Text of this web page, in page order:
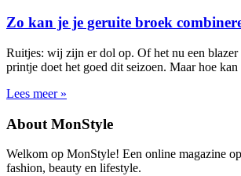
Zo kan je je geruite broek
Ruitjes: wij zijn er dol op. Of het nu een blazer
printje doet het goed dit seizoen. Maar hoe kan
Lees meer »
About MonStyle
Welkom op MonStyle! Een online magazine
fashion, beauty en lifestyle.